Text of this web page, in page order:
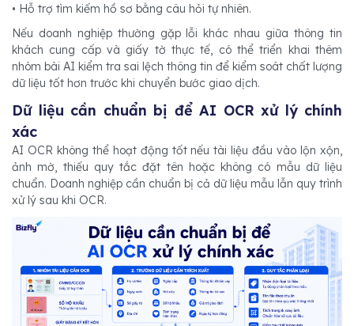
• Hỗ trợ tìm kiếm hồ sơ bằng câu hỏi tự nhiên.
Nếu doanh nghiệp thường gặp lỗi khác nhau giữa thông tin
khách cung cấp và giấy tờ thực tế, có thể triển khai thêm
nhóm bài AI kiểm tra sai lệch thông tin để kiểm soát chất lượng
dữ liệu tốt hơn trước khi chuyển bước giao dịch.
Dữ liệu cần chuẩn bị để AI OCR xử lý chính
xác
AI OCR không thể hoạt động tốt nếu tài liệu đầu vào lộn xộn,
ảnh mờ, thiếu quy tắc đặt tên hoặc không có mẫu dữ liệu
chuẩn. Doanh nghiệp cần chuẩn bị cả dữ liệu mẫu lẫn quy trình
xử lý sau khi OCR.